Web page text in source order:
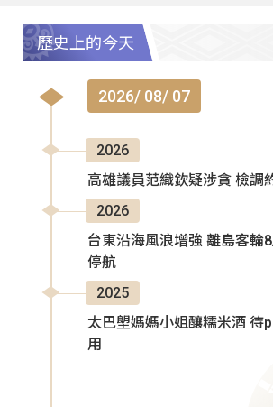
歷史上的今天
2026/ 08/ 07
2026
高雄議員范織欽疑涉貪 檢調
2026
台東沿海風浪增強 離島客輪
停航
2025
太巴塱媽媽小姐釀糯米酒 待
用